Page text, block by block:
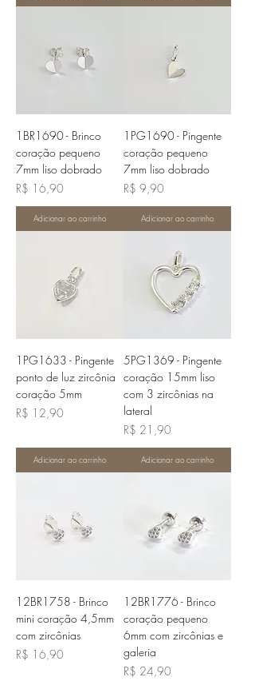
1BR1690 - Brinco
coração pequeno
7mm liso dobrado
Preço
R$ 16,90
Adicionar ao carrinho
1PG1690 - Pingente
coração pequeno
7mm liso dobrado
Preço
R$ 9,90
Adicionar ao carrinho
1PG1633 - Pingente
ponto de luz zircônia
coração 5mm
Preço
R$ 12,90
Adicionar ao carrinho
5PG1369 - Pingente
coração 15mm liso
com 3 zircônias na
lateral
Preço
R$ 21,90
Adicionar ao carrinho
12BR1758 - Brinco
mini coração 4,5mm
com zircônias
Preço
R$ 16,90
12BR1776 - Brinco
coração pequeno
6mm com zircônias e
galeria
Preço
R$ 24,90